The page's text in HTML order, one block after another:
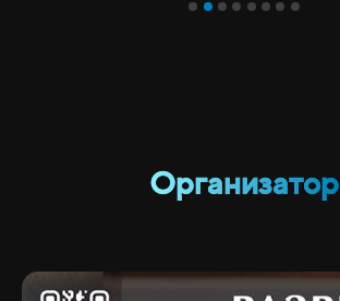
Организатор